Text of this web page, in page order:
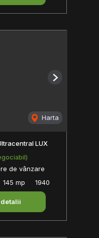
Harta
Next
LUX
de vânzare
145 mp 1940